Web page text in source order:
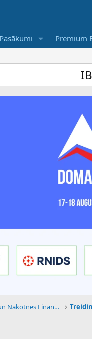
Pasākumi Premium
IBF ir
Tehnoloģijas, Kriptovalūtas un Nākotnes Finanses